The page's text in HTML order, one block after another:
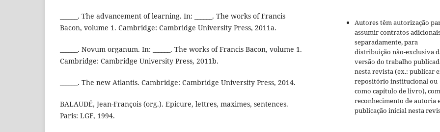
______. The advancement of learning. In: ______. The works of Francis
Bacon, volume 1. Cambridge: Cambridge University Press, 2011a.
______. Novum organum. In: ______. The works of Francis Bacon, volume 1.
Cambridge: Cambridge University Press, 2011b.
______. The new Atlantis. Cambridge: Cambridge University Press, 2014.
BALAUDÉ, Jean-François (org.). Epicure, lettres, maximes, sentences.
Paris: LGF, 1994.
Autores têm autorização
assumir contratos
separadamente, para
distribuição não-exclusiva
versão do trabalho
nesta revista (ex.: publicar
repositório institucional ou
como capítulo de livro), com
reconhecimento de autoria
publicação inicial nesta